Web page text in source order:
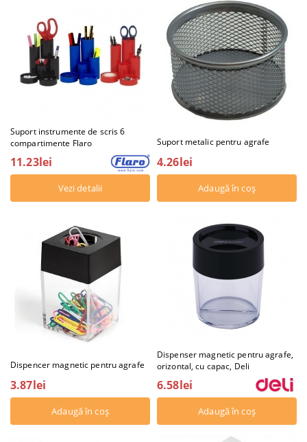
Suport instrumente de scris 6
compartimente Flaro
11.23lei
Vezi detalii
Suport metalic pentru agrafe
4.26lei
Dispencer magnetic pentru agrafe
3.87lei
Dispenser magnetic pentru agrafe,
orizontal, cu capac, Deli
6.58lei